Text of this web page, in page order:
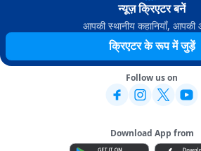
न्यूज़ क्रिएटर बनें
आपकी स्थानीय कहानियाँ, आपकी
क्रिएटर के रूप में जुड़ें
Follow us on
Download App from